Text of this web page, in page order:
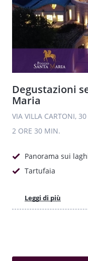
Degustazioni
Maria
VIA VILLA CARTONI,
2 ORE 30 MIN.
Panorama sui
Tartufaia
Leggi di più